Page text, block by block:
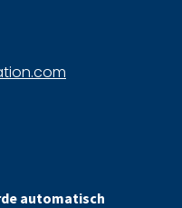
automatisch